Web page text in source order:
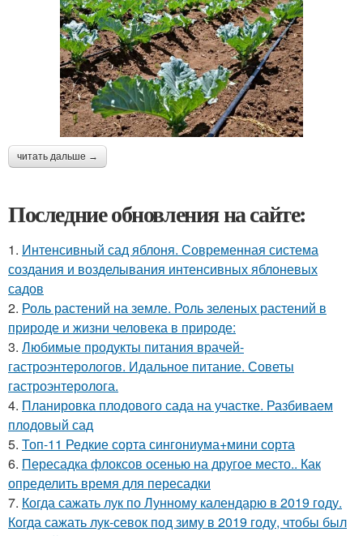
читать дальше →
Последние обновления на сайте:
1. Интенсивный сад яблоня. Современная система
создания и возделывания интенсивных яблоневых
садов
2. Роль растений на земле. Роль зеленых растений в
природе и жизни человека в природе:
3. Любимые продукты питания врачей-
гастроэнтерологов. Идальное питание. Советы
гастроэнтеролога.
4. Планировка плодового сада на участке. Разбиваем
плодовый сад
5. Топ-11 Редкие сорта сингониума+мини сорта
6. Пересадка флоксов осенью на другое место.. Как
определить время для пересадки
7. Когда сажать лук по Лунному календарю в 2019 году.
Когда сажать лук-севок под зиму в 2019 году, чтобы был